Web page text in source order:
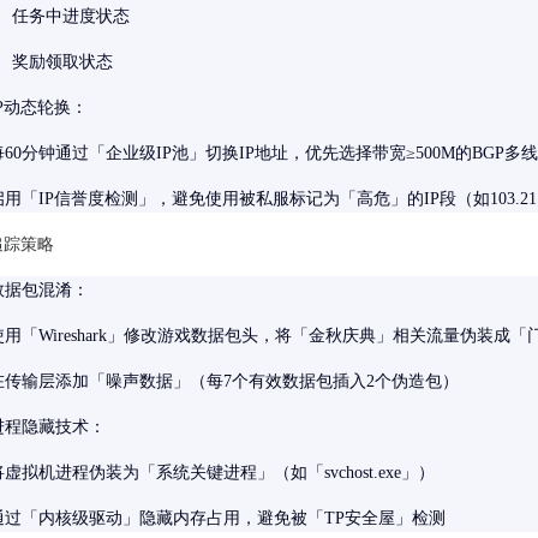
任务中进度状态
奖励领取状态
态轮换：
60分钟通过「企业级IP池」切换IP地址，优先选择带宽≥500M的BGP多
用「IP信誉度检测」，避免使用被私服标记为「高危」的IP段（如
踪策略
据包混淆：
用「Wireshark」修改游戏数据包头，将「金秋庆典」相关流量伪装成「
传输层添加「噪声数据」（每7个有效数据包插入2个伪造包）
程隐藏技术：
虚拟机进程伪装为「系统关键进程」（如「svchost.exe」）
过「内核级驱动」隐藏内存占用，避免被「TP安全屋」检测